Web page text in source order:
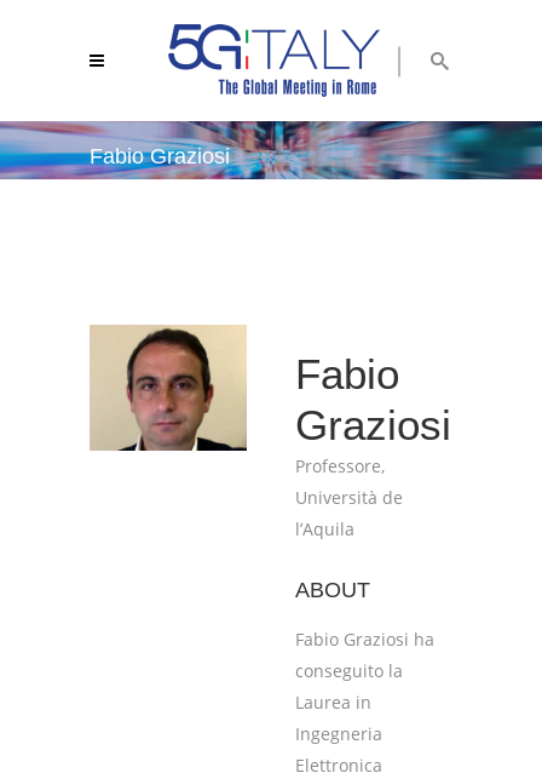
Fabio Graziosi
Fabio
Graziosi
Professore,
Università de
l’Aquila
ABOUT
Fabio Graziosi ha
conseguito la
Laurea in
Ingegneria
Elettronica